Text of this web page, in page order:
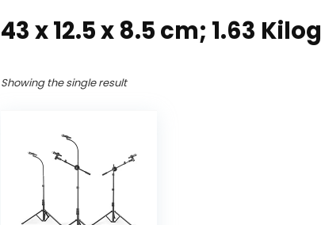
‎43 x 12.5 x 8.5 cm; 1.63
Showing the single result